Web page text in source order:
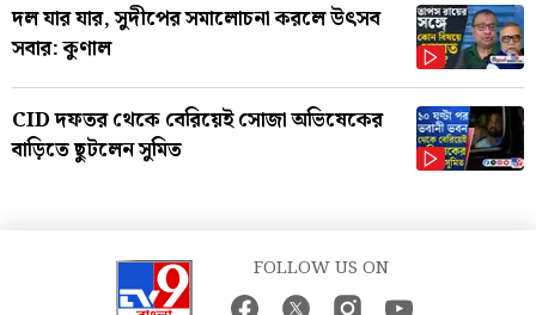
দল যার যার, সুদীপের সমালোচনা করলে উৎসব
সবার: কুণাল
CID দফতর থেকে বেরিয়েই সোজা অভিষেকের
বাড়িতে ছুটলেন সুমিত
FOLLOW US ON